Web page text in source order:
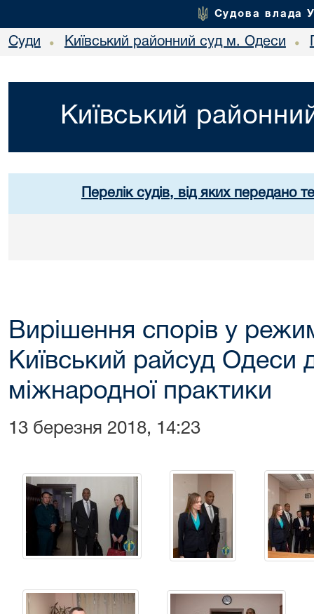
Судова влада
Суди • Київський районний суд м. Одеси •
Київський
Перелік судів, від яких передано
Вирішення спорів у
Київський райсуд Одеси
міжнародної практики
13 березня 2018, 14:23